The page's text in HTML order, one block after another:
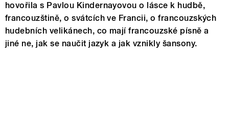
hovořila s Pavlou Kindernayovou o lásce k hudbě,
francouzštině, o svátcích ve Francii, o francouzských
hudebních velikánech, co mají francouzské písně a
jiné ne, jak se naučit jazyk a jak vznikly šansony.